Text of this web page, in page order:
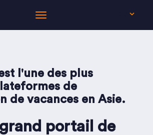
l'une des plus
de
de vacances en Asie.
grand portail de